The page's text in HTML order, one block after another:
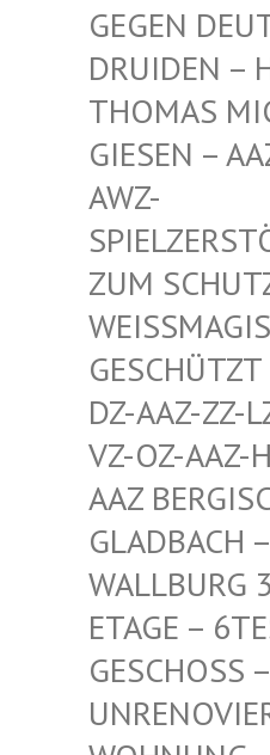
DEUTSCHE
EN – HERR
S MICHAEL
N – AAZ-
PIEL
ZERSTÖRER
CHUTZ –
AGISCH
TZT – AAZ-
-ZZ-LZ-SZ-
AAZ-HDZ-
RGISCH
CH – AN
RG 3, 5.
– 6TES
SS – UNRENO
VIERTE-VZ